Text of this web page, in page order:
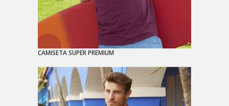
CAMISETA SUPER PREMIUM